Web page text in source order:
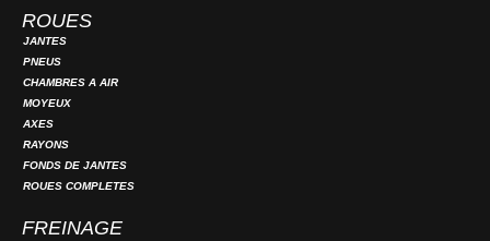
ROUES
JANTES
PNEUS
CHAMBRES A AIR
MOYEUX
AXES
RAYONS
FONDS DE JANTES
ROUES COMPLETES
FREINAGE